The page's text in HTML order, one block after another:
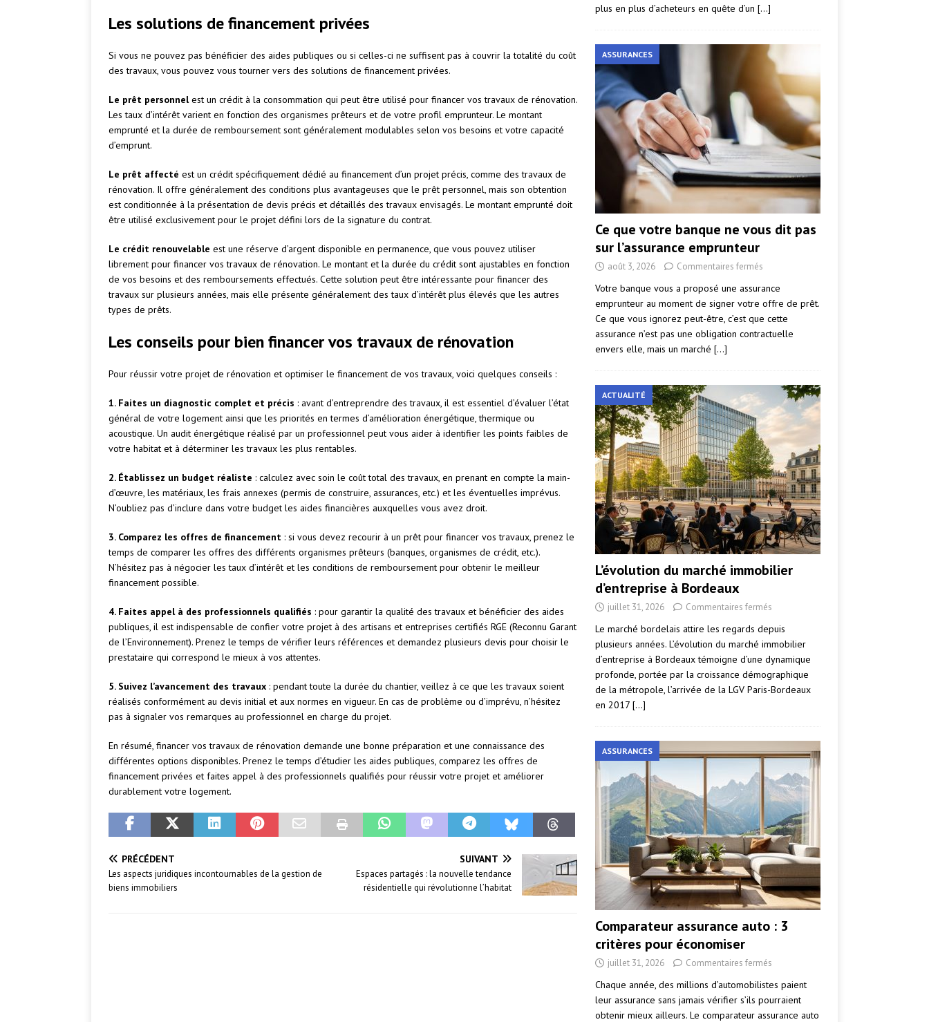
Les solutions de financement privées
Si vous ne pouvez pas bénéficier des aides publiques ou si celles-ci ne suffisent pas à couvrir la totalité du coût
des travaux, vous pouvez vous tourner vers des solutions de financement privées.
Le prêt personnelest un crédit à la consommation qui peut être utilisé pour financer vos travaux de rénovation.
Les taux d’intérêt varient en fonction des organismes prêteurs et de votre profil emprunteur. Le montant
emprunté et la durée de remboursement sont généralement modulables selon vos besoins et votre capacité
d’emprunt.
Le prêt affecté est un crédit spécifiquement dédié au financement d’un projet précis, comme des travaux de
rénovation. Il offre généralement des conditions plus avantageuses que le prêt personnel, mais son obtention
est conditionnée à la présentation de devis précis et détaillés des travaux envisagés. Le montant emprunté doit
être utilisé exclusivement pour le projet défini lors de la signature du contrat.
Le crédit renouvelable est une réserve d’argent disponible en permanence, que vous pouvez utiliser
librement pour financer vos travaux de rénovation. Le montant et la durée du crédit sont ajustables en fonction
de vos besoins et des remboursements effectués. Cette solution peut être intéressante pour financer des
travaux sur plusieurs années, mais elle présente généralement des taux d’intérêt plus élevés que les autres
types de prêts.
Les conseils pour bien financer vos travaux de rénovation
Pour réussir votre projet de rénovation et optimiser le financement de vos travaux, voici quelques conseils :
1. Faites un diagnostic complet et précis : avant d’entreprendre des travaux, il est essentiel d’évaluer l’état
général de votre logement ainsi que les priorités en termes d’amélioration énergétique, thermique ou
acoustique. Un audit énergétique réalisé par un professionnel peut vous aider à identifier les points faibles de
votre habitat et à déterminer les travaux les plus rentables.
2. Établissez un budget réaliste : calculez avec soin le coût total des travaux, en prenant en compte la main-
d’œuvre, les matériaux, les frais annexes (permis de construire, assurances, etc.) et les éventuelles imprévus.
N’oubliez pas d’inclure dans votre budget les aides financières auxquelles vous avez droit.
3. Comparez les offres de financement : si vous devez recourir à un prêt pour financer vos travaux, prenez le
temps de comparer les offres des différents organismes prêteurs (banques, organismes de crédit, etc.).
N’hésitez pas à négocier les taux d’intérêt et les conditions de remboursement pour obtenir le meilleur
financement possible.
4. Faites appel à des professionnels qualifiés : pour garantir la qualité des travaux et bénéficier des aides
publiques, il est indispensable de confier votre projet à des artisans et entreprises certifiés RGE (Reconnu Garant
de l’Environnement). Prenez le temps de vérifier leurs références et demandez plusieurs devis pour choisir le
prestataire qui correspond le mieux à vos attentes.
5. Suivez l’avancement des travaux : pendant toute la durée du chantier, veillez à ce que les travaux soient
réalisés conformément au devis initial et aux normes en vigueur. En cas de problème ou d’imprévu, n’hésitez
pas à signaler vos remarques au professionnel en charge du projet.
En résumé, financer vos travaux de rénovation demande une bonne préparation et une connaissance des
différentes options disponibles. Prenez le temps d’étudier les aides publiques, comparez les offres de
financement privées et faites appel à des professionnels qualifiés pour réussir votre projet et améliorer
durablement votre logement.
PRÉCÉDENT
Les aspects juridiques incontournables de la gestion de
biens immobiliers
SUIVANT
Espaces partagés : la nouvelle tendance
résidentielle qui révolutionne l’habitat
plus en plus d’acheteurs en quête d’un […]
ASSURANCES
Ce que votre banque ne vous dit pas
sur l’assurance emprunteur
août 3, 2026 Commentaires fermés
Votre banque vous a proposé une assurance
emprunteur au moment de signer votre offre de prêt.
Ce que vous ignorez peut-être, c’est que cette
assurance n’est pas une obligation contractuelle
envers elle, mais un marché […]
ACTUALITÉ
L’évolution du marché immobilier
d’entreprise à Bordeaux
juillet 31, 2026 Commentaires fermés
Le marché bordelais attire les regards depuis
plusieurs années. L’évolution du marché immobilier
d’entreprise à Bordeaux témoigne d’une dynamique
profonde, portée par la croissance démographique
de la métropole, l’arrivée de la LGV Paris-Bordeaux
en 2017 […]
ASSURANCES
Comparateur assurance auto : 3
critères pour économiser
juillet 31, 2026 Commentaires fermés
Chaque année, des millions d’automobilistes paient
leur assurance sans jamais vérifier s’ils pourraient
obtenir mieux ailleurs. Le comparateur assurance auto